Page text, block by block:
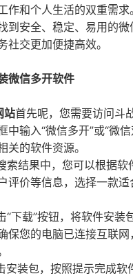
作和个人生活的双重需求
到安全、稳定、易用的微
社交更加便捷高效。
微信多开软件
站首先呢，您需要访问斗
中输入“微信多开”或“微
关的软件资源。
索结果中，您可以根据软
评价等信息，选择一款适
“下载”按钮，将软件安装
保您的电脑已连接互联网
安装包，按照提示完成软